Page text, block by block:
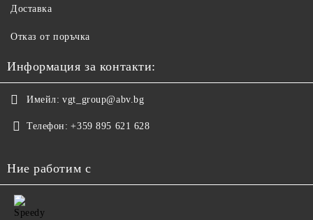
Доставка
Отказ от поръчка
Информация за контакти:
Имейл: vgt_group@abv.bg
Телефон: +359 895 621 628
Ние работим с